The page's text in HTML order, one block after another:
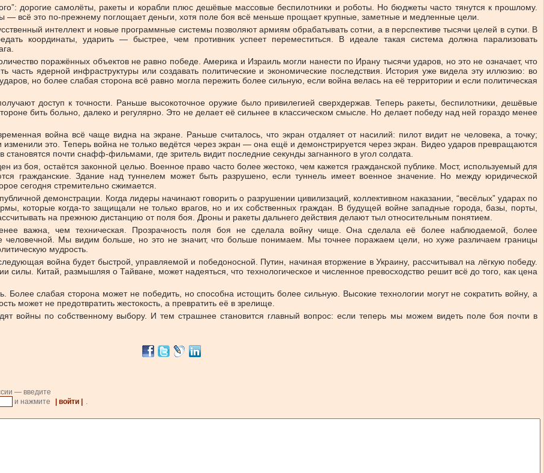
дорогие самолёты, ракеты и корабли плюс дешёвые массовые беспилотники и роботы. Но бюджеты часто тянутся к прошлому.
всё это по-прежнему поглощает деньги, хотя поле боя всё меньше прощает крупные, заметные и медленные цели.
интеллект и новые программные системы позволяют армиям обрабатывать сотни, а в перспективе тысячи целей в сутки. В
координаты, ударить — быстрее, чем противник успеет переместиться. В идеале такая система должна парализовать
поражённых объектов не равно победе. Америка и Израиль могли нанести по Ирану тысячи ударов, но это не означает, что
часть ядерной инфраструктуры или создавать политические и экономические последствия. История уже видела эту иллюзию: во
но более слабая сторона всё равно могла пережить более сильную, если война велась на её территории и если политическая
доступ к точности. Раньше высокоточное оружие было привилегией сверхдержав. Теперь ракеты, беспилотники, дешёвые
бить больно, далеко и регулярно. Это не делает её сильнее в классическом смысле. Но делает победу над ней гораздо менее
война всё чаще видна на экране. Раньше считалось, что экран отдаляет от насилий: пилот видит не человека, а точку;
это. Теперь война не только ведётся через экран — она ещё и демонстрируется через экран. Видео ударов превращаются
почти снафф-фильмами, где зритель видит последние секунды загнанного в угол солдата.
из боя, остаётся законной целью. Военное право часто более жестоко, чем кажется гражданской публике. Мост, используемый для
гражданские. Здание над туннелем может быть разрушено, если туннель имеет военное значение. Но между юридической
сегодня стремительно сжимается.
демонстрации. Когда лидеры начинают говорить о разрушении цивилизаций, коллективном наказании, “весёлых” ударах по
которые когда-то защищали не только врагов, но и их собственных граждан. В будущей войне западные города, базы, порты,
на прежнюю дистанцию от поля боя. Дроны и ракеты дальнего действия делают тыл относительным понятием.
важна, чем техническая. Прозрачность поля боя не сделала войну чище. Она сделала её более наблюдаемой, более
человечной. Мы видим больше, но это не значит, что больше понимаем. Мы точнее поражаем цели, но хуже различаем границы
мудрость.
война будет быстрой, управляемой и победоносной. Путин, начиная вторжение в Украину, рассчитывал на лёгкую победу.
силы. Китай, размышляя о Тайване, может надеяться, что технологическое и численное превосходство решит всё до того, как цена
Более слабая сторона может не победить, но способна истощить более сильную. Высокие технологии могут не сократить войну, а
может не предотвратить жестокость, а превратить её в зрелище.
войны по собственному выбору. И тем страшнее становится главный вопрос: если теперь мы можем видеть поле боя почти в
— введите
и нажмите | войти |